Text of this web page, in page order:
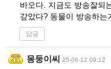
바오다. 지금도 방송잘되
갚았다? 동물이 방송하는
답글
몽둥이씨 25-06-12 09:12